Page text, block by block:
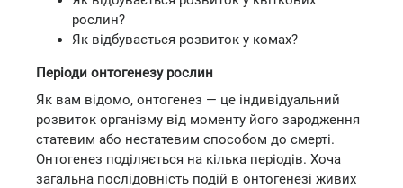
рослин?
Як відбувається розвиток у комах?
Періоди онтогенезу рослин
Як вам відомо, онтогенез — це індивідуальний
розвиток організму від моменту його зародження
статевим або нестатевим способом до смерті.
Онтогенез поділяється на кілька періодів. Хоча
загальна послідовність подій в онтогенезі живих